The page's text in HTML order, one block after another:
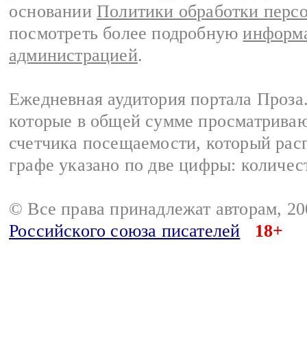
основании Политики обработки
посмотреть более подробную
администрацией.
Ежедневная аудитория портала
которые в общей сумме
счетчика посещаемости, который
графе указано по две цифры:
© Все права принадлежат авторам,
Российского союза писателей
18+